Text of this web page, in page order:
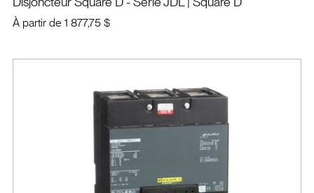
Disjoncteur Square D - Série JDL | Square D
À partir de 1 877,75 $